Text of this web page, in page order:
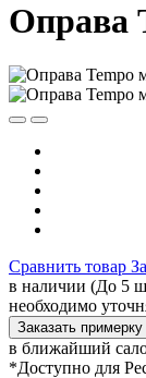
Оправа
Сравнить товар
в наличии (До 5
необходимо
Заказать примерку
в ближайший
*Доступно для